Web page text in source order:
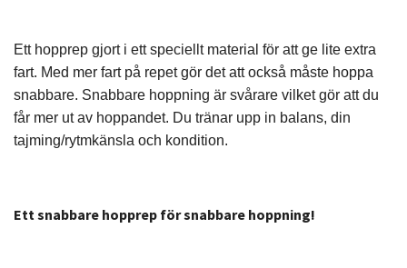
Ett hopprep gjort i ett speciellt material för att ge lite extra
fart. Med mer fart på repet gör det att också måste hoppa
snabbare. Snabbare hoppning är svårare vilket gör att du
får mer ut av hoppandet. Du tränar upp in balans, din
tajming/rytmkänsla och kondition.
Ett snabbare hopprep för snabbare hoppning!